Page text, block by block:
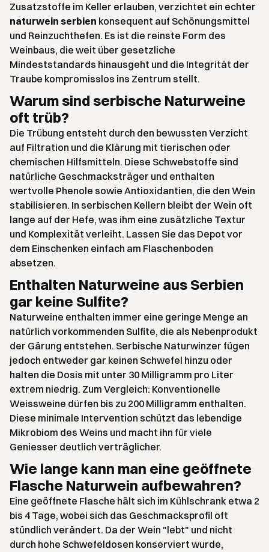
Zusatzstoffe im Keller erlauben, verzichtet ein echter
naturwein serbien konsequent auf Schönungsmittel
und Reinzuchthefen. Es ist die reinste Form des
Weinbaus, die weit über gesetzliche
Mindeststandards hinausgeht und die Integrität der
Traube kompromisslos ins Zentrum stellt.
Warum sind serbische Naturweine
oft trüb?
Die Trübung entsteht durch den bewussten Verzicht
auf Filtration und die Klärung mit tierischen oder
chemischen Hilfsmitteln. Diese Schwebstoffe sind
natürliche Geschmacksträger und enthalten
wertvolle Phenole sowie Antioxidantien, die den Wein
stabilisieren. In serbischen Kellern bleibt der Wein oft
lange auf der Hefe, was ihm eine zusätzliche Textur
und Komplexität verleiht. Lassen Sie das Depot vor
dem Einschenken einfach am Flaschenboden
absetzen.
Enthalten Naturweine aus Serbien
gar keine Sulfite?
Naturweine enthalten immer eine geringe Menge an
natürlich vorkommenden Sulfite, die als Nebenprodukt
der Gärung entstehen. Serbische Naturwinzer fügen
jedoch entweder gar keinen Schwefel hinzu oder
halten die Dosis mit unter 30 Milligramm pro Liter
extrem niedrig. Zum Vergleich: Konventionelle
Weissweine dürfen bis zu 200 Milligramm enthalten.
Diese minimale Intervention schützt das lebendige
Mikrobiom des Weins und macht ihn für viele
Geniesser deutlich verträglicher.
Wie lange kann man eine geöffnete
Flasche Naturwein aufbewahren?
Eine geöffnete Flasche hält sich im Kühlschrank etwa 2
bis 4 Tage, wobei sich das Geschmacksprofil oft
stündlich verändert. Da der Wein "lebt" und nicht
durch hohe Schwefeldosen konserviert wurde,